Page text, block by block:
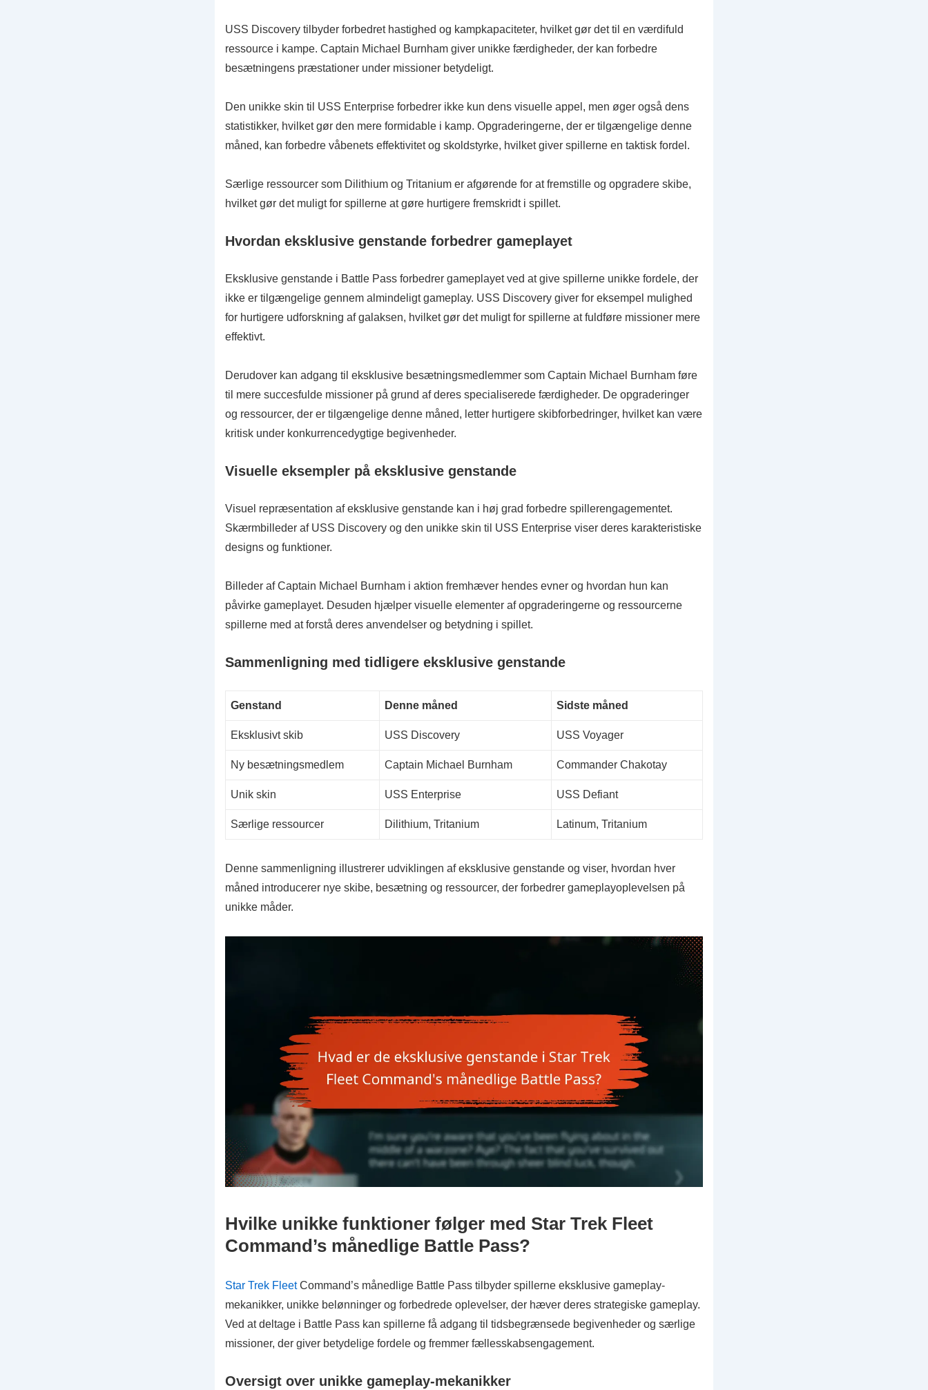
USS Discovery tilbyder forbedret hastighed og kampkapaciteter, hvilket gør det til en værdifuld
ressource i kampe. Captain Michael Burnham giver unikke færdigheder, der kan forbedre
besætningens præstationer under missioner betydeligt.
Den unikke skin til USS Enterprise forbedrer ikke kun dens visuelle appel, men øger også dens
statistikker, hvilket gør den mere formidable i kamp. Opgraderingerne, der er tilgængelige denne
måned, kan forbedre våbenets effektivitet og skoldstyrke, hvilket giver spillerne en taktisk fordel.
Særlige ressourcer som Dilithium og Tritanium er afgørende for at fremstille og opgradere skibe,
hvilket gør det muligt for spillerne at gøre hurtigere fremskridt i spillet.
Hvordan eksklusive genstande forbedrer gameplayet
Eksklusive genstande i Battle Pass forbedrer gameplayet ved at give spillerne unikke fordele, der
ikke er tilgængelige gennem almindeligt gameplay. USS Discovery giver for eksempel mulighed
for hurtigere udforskning af galaksen, hvilket gør det muligt for spillerne at fuldføre missioner mere
effektivt.
Derudover kan adgang til eksklusive besætningsmedlemmer som Captain Michael Burnham føre
til mere succesfulde missioner på grund af deres specialiserede færdigheder. De opgraderinger
og ressourcer, der er tilgængelige denne måned, letter hurtigere skibforbedringer, hvilket kan være
kritisk under konkurrencedygtige begivenheder.
Visuelle eksempler på eksklusive genstande
Visuel repræsentation af eksklusive genstande kan i høj grad forbedre spillerengagementet.
Skærmbilleder af USS Discovery og den unikke skin til USS Enterprise viser deres karakteristiske
designs og funktioner.
Billeder af Captain Michael Burnham i aktion fremhæver hendes evner og hvordan hun kan
påvirke gameplayet. Desuden hjælper visuelle elementer af opgraderingerne og ressourcerne
spillerne med at forstå deres anvendelser og betydning i spillet.
Sammenligning med tidligere eksklusive genstande
Genstand Denne måned Sidste måned
Eksklusivt skib USS Discovery USS Voyager
Ny besætningsmedlem Captain Michael Burnham Commander Chakotay
Unik skin USS Enterprise USS Defiant
Særlige ressourcer Dilithium, Tritanium Latinum, Tritanium
Denne sammenligning illustrerer udviklingen af eksklusive genstande og viser, hvordan hver
måned introducerer nye skibe, besætning og ressourcer, der forbedrer gameplayoplevelsen på
unikke måder.
Hvilke unikke funktioner følger med Star Trek Fleet
Command’s månedlige Battle Pass?
Star Trek FleetCommand’s månedlige Battle Pass tilbyder spillerne eksklusive gameplay-
mekanikker, unikke belønninger og forbedrede oplevelser, der hæver deres strategiske gameplay.
Ved at deltage i Battle Pass kan spillerne få adgang til tidsbegrænsede begivenheder og særlige
missioner, der giver betydelige fordele og fremmer fællesskabsengagement.
Oversigt over unikke gameplay-mekanikker